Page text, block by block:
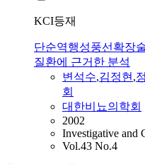
KCI등재
단순역행성풍선확장
질환에 근거한 분석
변석수,김정현,
회
대한비뇨의학회
2002
Investigative and
Vol.43 No.4